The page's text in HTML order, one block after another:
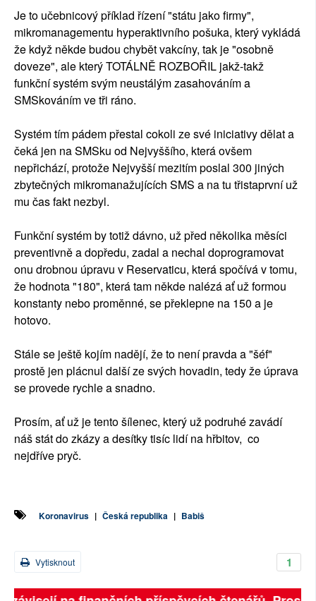
Je to učebnicový příklad řízení "státu jako firmy",
mikromanagementu hyperaktivního pošuka, který vykládá
že když někde budou chybět vakcíny, tak je "osobně
doveze", ale který TOTÁLNĚ ROZBOŘIL jakž-takž
funkční systém svým neustálým zasahováním a
SMSkováním ve tři ráno.
Systém tím pádem přestal cokoli ze své iniciativy dělat a
čeká jen na SMSku od Nejvyššího, která ovšem
nepřichází, protože Nejvyšší mezitím poslal 300 jiných
zbytečných mikromanažujících SMS a na tu třistaprvní už
mu čas fakt nezbyl.
Funkční systém by totiž dávno, už před několika měsíci
preventivně a dopředu, zadal a nechal doprogramovat
onu drobnou úpravu v Reservaticu, která spočívá v tomu,
že hodnota "180", která tam někde nalézá ať už formou
konstanty nebo proměnné, se překlepne na 150 a je
hotovo.
Stále se ještě kojím nadějí, že to není pravda a "šéf"
prostě jen plácnul další ze svých hovadin, tedy že úprava
se provede rychle a snadno.
Prosím, ať už je tento šílenec, který už podruhé zavádí
náš stát do zkázy a desítky tisíc lidí na hřbitov, co
nejdříve pryč.
Koronavirus | Česká republika | Babiš
1
Vytisknout